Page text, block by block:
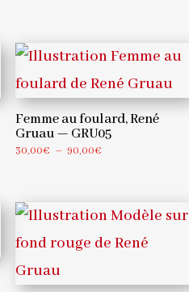
90,00€
Femme au foulard, René
Gruau — GRU05
30,00€ – 90,00€Plage
à
90,00€